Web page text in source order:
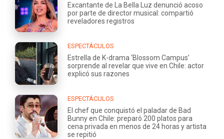
Excantante de La Bella Luz denunció acoso
por parte de director musical: compartió
reveladores registros
ESPECTÁCULOS
Estrella de K-drama ‘Blossom Campus’
sorprende al revelar que vive en Chile: actor
explicó sus razones
ESPECTÁCULOS
El chef que conquistó el paladar de Bad
Bunny en Chile: preparó 200 platos para
cena privada en menos de 24 horas y artista
se repitió